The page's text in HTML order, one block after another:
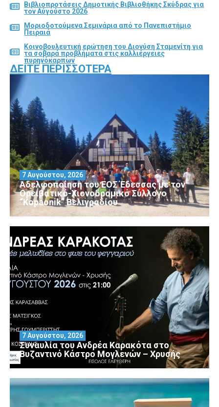
Βιβλιοπροτάσεις Δημοτικής Βιβλιοθήκης Σκύδρας για
τον Αύγούστο 2026
Μοριοδοτούμενα Σεμινάρια από το Πανεπιστήμιο
Πειραιά
Κοινοβουλευτική ερώτηση του Διονύση Σταμενίτη για
τα σοβαρά προβλήματα στις καλλιέργειες
πυρηνόκαρπων
ΔΕΊΤΕ ΠΕΡΙΣΣΌΤΕΡΑ
Αδελφοποίηση του ΕΟΣ Έδεσσας με τον
Ορειβατικό-Χιονοδρομικό Σύλλογο
“Kopaonik” Βελιγραδίου
7 Αυγούστου, 2026
Συναυλία του Ανδρέα Καρακότα στο
Βυζαντινό Κάστρο Μογλενών – Χρυσής
7 Αυγούστου, 2026